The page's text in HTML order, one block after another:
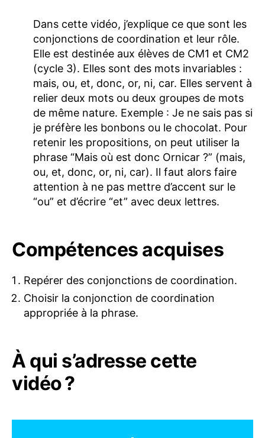
Dans cette vidéo, j’explique ce que sont les
conjonctions de coordination et leur rôle.
Elle est destinée aux élèves de CM1 et CM2
(cycle 3). Elles sont des mots invariables :
mais, ou, et, donc, or, ni, car. Elles servent à
relier deux mots ou deux groupes de mots
de même nature. Exemple : Je ne sais pas si
je préfère les bonbons ou le chocolat. Pour
retenir les propositions, on peut utiliser la
phrase “Mais où est donc Ornicar ?” (mais,
ou, et, donc, or, ni, car). Il faut alors faire
attention à ne pas mettre d’accent sur le
“ou” et d’écrire “et” avec deux lettres.
Compétences acquises
Repérer des conjonctions de coordination.
Choisir la conjonction de coordination
appropriée à la phrase.
À qui s’adresse cette
vidéo ?